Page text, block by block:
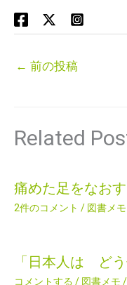
← 前の投稿
Related
痛めた足をなおす
2件のコメント / 図書メモ
「日本人は どう
コメントする / 図書メモ